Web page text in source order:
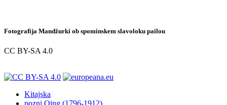
Fotografija Mandžurki ob spominskem slavoloku pailou
CC BY-SA 4.0
Kitajska
pozni Qing (1796-1912)